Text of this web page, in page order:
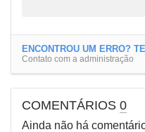
ENCONTROU UM ERRO?
Contato com a administração
COMENTÁRIOS 0
Ainda não há